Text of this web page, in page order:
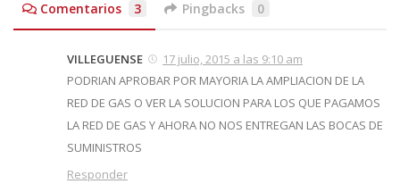
Comentarios 3 Pingbacks 0
VILLEGUENSE
17 julio, 2015 a las 9:10 am
PODRIAN APROBAR POR MAYORIA LA AMPLIACION DE LA
RED DE GAS O VER LA SOLUCION PARA LOS QUE PAGAMOS
LA RED DE GAS Y AHORA NO NOS ENTREGAN LAS BOCAS DE
SUMINISTROS
Responder